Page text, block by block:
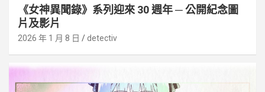
《女神異聞錄》系列迎來 30 週年 ─ 公開紀念圖
片及影片
2026 年 1 月 8 日 detectiv